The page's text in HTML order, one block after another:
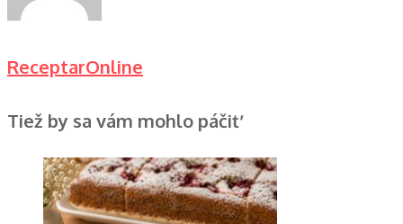
ReceptarOnline
Tiež by sa vám mohlo páčiť